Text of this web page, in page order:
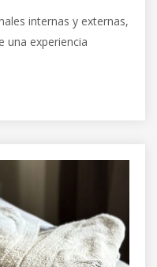
internas y externas,
una experiencia